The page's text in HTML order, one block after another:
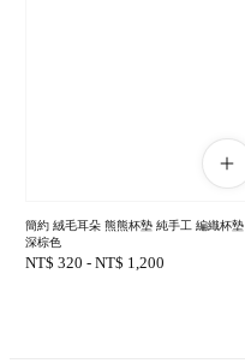
簡約 絨毛耳朵 熊熊杯墊 純手工 編織杯墊
深棕色
Regular
NT$ 320 - NT$ 1,200